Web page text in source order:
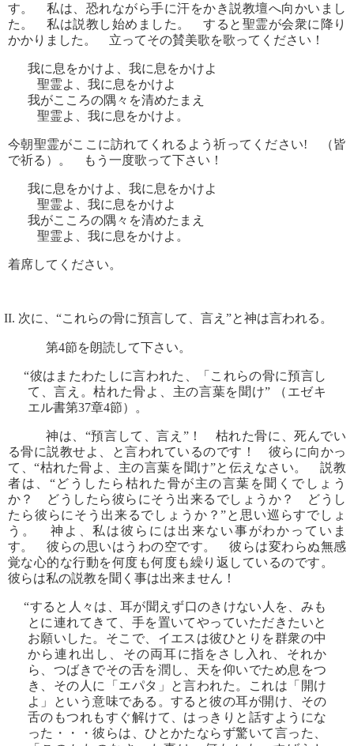
す。 私は、恐れながら手に汗をかき説教壇へ向かいまし
た。 私は説教し始めました。 すると聖霊が会衆に降り
かかりました。 立ってその賛美歌を歌ってください！
我に息をかけよ、我に息をかけよ
聖霊よ、我に息をかけよ
我がこころの隅々を清めたまえ
聖霊よ、我に息をかけよ。
今朝聖霊がここに訪れてくれるよう祈ってください! （皆
で祈る）。 もう一度歌って下さい！
我に息をかけよ、我に息をかけよ
聖霊よ、我に息をかけよ
我がこころの隅々を清めたまえ
聖霊よ、我に息をかけよ。
着席してください。
II. 次に、“これらの骨に預言して、言え”と神は言われる。
第4節を朗読して下さい。
“彼はまたわたしに言われた、「これらの骨に預言し
て、言え。枯れた骨よ、主の言葉を聞け” （エゼキ
エル書第37章4節）。
神は、“預言して、言え”！ 枯れた骨に、死んでい
る骨に説教せよ、と言われているのです！ 彼らに向かっ
て、“枯れた骨よ、主の言葉を聞け”と伝えなさい。 説教
者は、“どうしたら枯れた骨が主の言葉を聞くでしょう
か？ どうしたら彼らにそう出来るでしょうか？ どうし
たら彼らにそう出来るでしょうか？”と思い巡らすでしょ
う。 神よ、私は彼らには出来ない事がわかっていま
す。 彼らの思いはうわの空です。 彼らは変わらぬ無感
覚な心的な行動を何度も何度も繰り返しているのです。
彼らは私の説教を聞く事は出来ません！
“すると人々は、耳が聞えず口のきけない人を、みも
とに連れてきて、手を置いてやっていただきたいと
お願いした。そこで、イエスは彼ひとりを群衆の中
から連れ出し、その両耳に指をさし入れ、それか
ら、つばきでその舌を潤し、天を仰いでため息をつ
き、その人に「エパタ」と言われた。これは「開け
よ」という意味である。すると彼の耳が開け、その
舌のもつれもすぐ解けて、はっきりと話すようにな
った・・・彼らは、ひとかたならず驚いて言った、